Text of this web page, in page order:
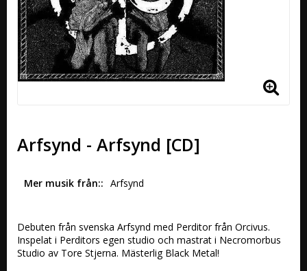
Arfsynd - Arfsynd [CD]
Mer musik från: Arfsynd
Debuten från svenska Arfsynd med Perditor från Orcivus.
Inspelat i Perditors egen studio och mastrat i Necromorbus
Studio av Tore Stjerna. Mästerlig Black Metal!